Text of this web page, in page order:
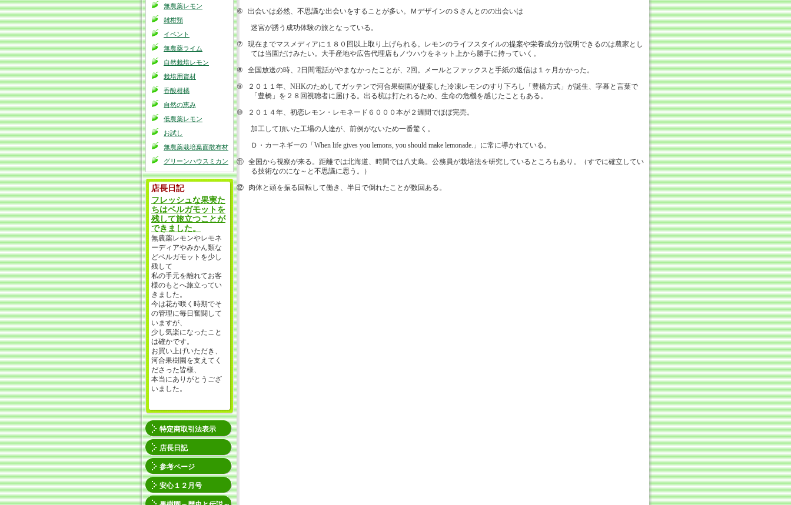
無農薬レモン
雑柑類
イベント
無農薬ライム
自然栽培レモン
栽培用資材
香酸柑橘
自然の恵み
低農薬レモン
お試し
無農薬栽培葉面散布材
グリーンハウスミカン
店長日記
フレッシュな果実た
ちはベルガモットを
残して旅立つことが
できました。
無農薬レモンやレモネ
ーディアやみかん類な
どベルガモットを少し
残して
私の手元を離れてお客
様のもとへ旅立ってい
きました。
今は花が咲く時期でそ
の管理に毎日奮闘して
いますが、
少し気楽になったこと
は確かです。
お買い上げいただき、
河合果樹園を支えてく
ださった皆様、
本当にありがとうござ
いました。
特定商取引法表示
店長日記
参考ページ
安心１２月号
⑥
出会いは必然、不思議な出会いをすることが多い。ＭデザインのＳさんとのの出会いは
迷宮が誘う成功体験の旅となっている。
⑦
現在までマスメディアに１８０回以上取り上げられる。レモンのライフスタイルの提案や栄養成分が説明できるのは農家とし
ては当園だけみたい。大手産地や広告代理店もノウハウをネット上から勝手に持っていく。
⑧ 全国放送の時、 2日間電話がやまなかったことが、 2回。メールとファックスと手紙の返信は１ヶ月かかった。
⑨ ２０１１年、 NHKのためしてガッテンで河合果樹園が提案した冷凍レモンのすり下ろし「豊橋方式」が誕生、字幕と言葉で
「豊橋」を２８回視聴者に届ける。出る杭は打たれるため、生命の危機を感じたこともある。
⑩
２０１４年、初恋レモン・レモネード６０００本が２週間でほぼ完売。
加工して頂いた工場の人達が、前例がないため一番驚く。
Ｄ・カーネギーの「When life gives you lemons, you should make lemonade. 」に常に導かれている。
⑪ 全国から視察が来る。距離では北海道、時間では八丈島。公務員が栽培法を研究しているところもあり。（すでに確立してい
る技術なのにな～と不思議に思う。）
⑫ 肉体と頭を振る回転して働き、半日で倒れたことが数回ある。